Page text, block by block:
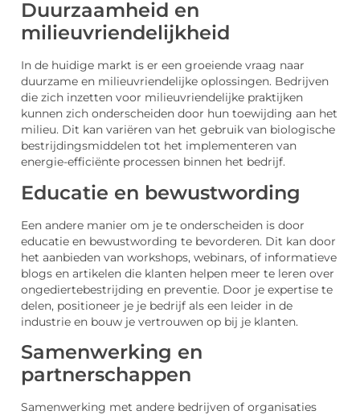
Duurzaamheid en
milieuvriendelijkheid
In de huidige markt is er een groeiende vraag naar
duurzame en milieuvriendelijke oplossingen. Bedrijven
die zich inzetten voor milieuvriendelijke praktijken
kunnen zich onderscheiden door hun toewijding aan het
milieu. Dit kan variëren van het gebruik van biologische
bestrijdingsmiddelen tot het implementeren van
energie-efficiënte processen binnen het bedrijf.
Educatie en bewustwording
Een andere manier om je te onderscheiden is door
educatie en bewustwording te bevorderen. Dit kan door
het aanbieden van workshops, webinars, of informatieve
blogs en artikelen die klanten helpen meer te leren over
ongediertebestrijding en preventie. Door je expertise te
delen, positioneer je je bedrijf als een leider in de
industrie en bouw je vertrouwen op bij je klanten.
Samenwerking en
partnerschappen
Samenwerking met andere bedrijven of organisaties